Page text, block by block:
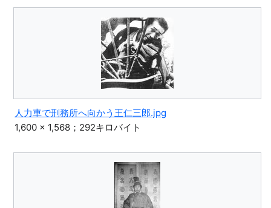
人力車で刑務所へ向かう王仁三郎.jpg
1,600 × 1,568；292キロバイト